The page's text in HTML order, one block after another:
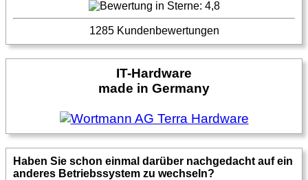
1285 Kundenbewertungen
IT-Hardware
made in Germany
Haben Sie schon einmal darüber nachgedacht auf ein
anderes Betriebssystem zu wechseln?